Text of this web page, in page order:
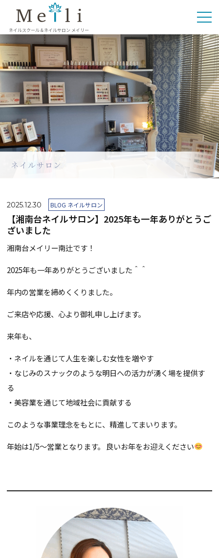
ネイルスクール＆ネイルサロン メイリー
ネイルサロン
2025.12.30 BLOG ネイルサロン
【湘南台ネイルサロン】2025年も一年ありがとうご
ざいました
湘南台メイリー南辻です！
2025年も一年ありがとうございました＾＾
年内の営業を締めくくりました。
ご来店や応援、心より御礼申し上げます。
来年も、
・ネイルを通じて人生を楽しむ女性を増やす
・なじみのスナックのような明日への活力が湧く場を提供す
る
・美容業を通じて地域社会に貢献する
このような事業理念をもとに、精進してまいります。
年始は1/5～営業となります。 良いお年をお迎えください